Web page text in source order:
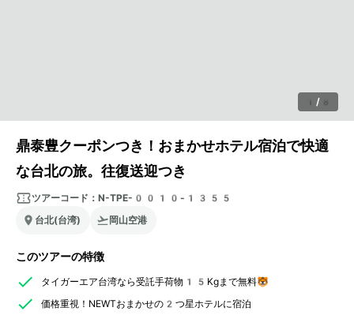
1 / 8
鼎泰豊クーポンつき！おまかせホテル宿泊で快適
な台北の旅。往復送迎つき
ツアーコード： N-TPE-0010-1355
台北(台湾)
岡山空港
このツアーの特徴
タイガーエア台湾なら受託手荷物15Kgまで無料🐯
価格重視！NEWTおまかせの2つ星ホテルに宿泊